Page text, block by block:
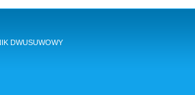
DWUSUWOWY